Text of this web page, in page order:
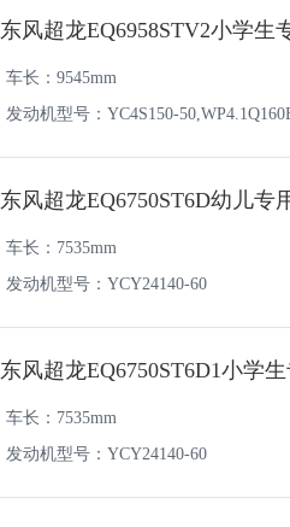
东风超龙EQ6958STV2小学生
车长：9545mm
发动机型号：YC4S150-
东风超龙EQ6750ST6D幼儿专
车长：7535mm
发动机型号：YCY24140-60
东风超龙EQ6750ST6D1小学
车长：7535mm
发动机型号：YCY24140-60